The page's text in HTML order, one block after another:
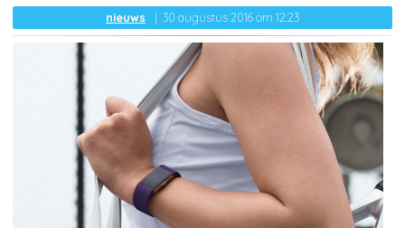
nieuws 30 augustus 2016 om 12:23